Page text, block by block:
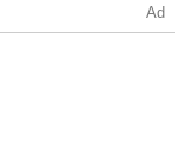
Ad